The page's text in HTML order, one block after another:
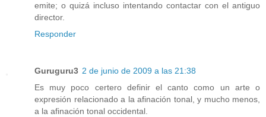
emite; o quizá incluso intentando contactar con el antiguo
director.
Responder
Guruguru3 2 de junio de 2009 a las 21:38
Es muy poco certero definir el canto como un arte o
expresión relacionado a la afinación tonal, y mucho menos,
a la afinación tonal occidental.